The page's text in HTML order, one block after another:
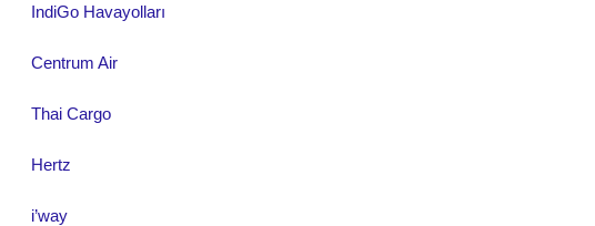
IndiGo Havayolları
Centrum Air
Thai Cargo
Hertz
i’way